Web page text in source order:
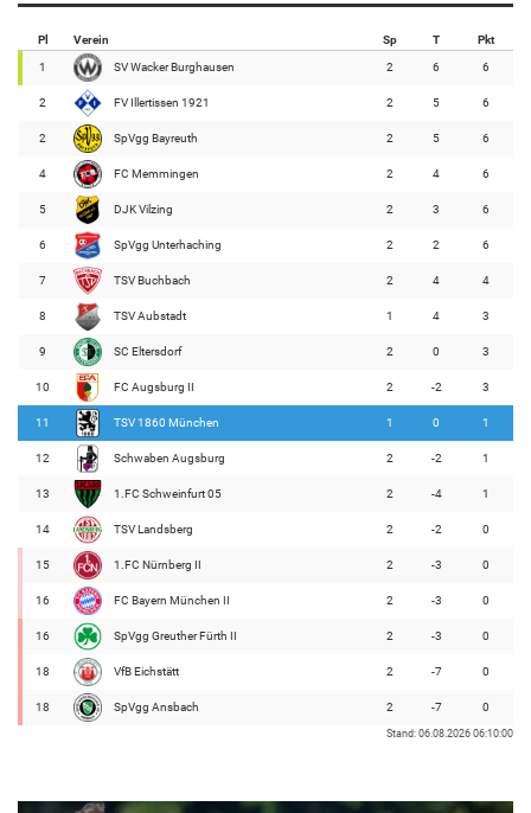
Pl Verein Sp T Pkt
1 SV Wacker Burghausen 2 6 6
2 FV Illertissen 1921 2 5 6
2 SpVgg Bayreuth 2 5 6
4 FC Memmingen 2 4 6
5 DJK Vilzing 2 3 6
6 SpVgg Unterhaching 2 2 6
7 TSV Buchbach 2 4 4
8 TSV Aubstadt 1 4 3
9 SC Eltersdorf 2 0 3
10 FC Augsburg II 2 -2 3
11 TSV 1860 München 1 0 1
12 Schwaben Augsburg 2 -2 1
13 1.FC Schweinfurt 05 2 -4 1
14 TSV Landsberg 2 -2 0
15 1.FC Nürnberg II 2 -3 0
16 FC Bayern München II 2 -3 0
16 SpVgg Greuther Fürth II 2 -3 0
18 VfB Eichstätt 2 -7 0
18 SpVgg Ansbach 2 -7 0
Stand: 06.08.2026 06:10:00